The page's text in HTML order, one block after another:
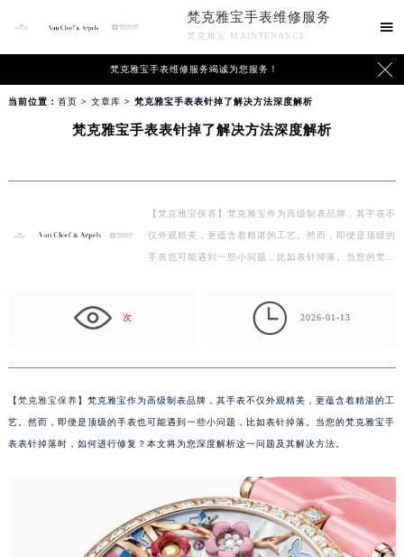
梵克雅宝手表维修服务
梵克雅宝 MAINTENANCE

梵克雅宝手表维修服务竭诚为您服务！ 
当前位置： 首页 > 文章库 > 梵克雅宝手表表针掉了解决方法深度解析
梵克雅宝手表表针掉了解决方法深度解析
【梵克雅宝保养】梵克雅宝作为高级制表品牌，其手表不
仅外观精美，更蕴含着精湛的工艺。然而，即便是顶级的
手表也可能遇到一些小问题，比如表针掉落。当您的梵
次  2026-01-13
【梵克雅宝保养】梵克雅宝作为高级制表品牌，其手表不仅外观精美，更蕴含着精湛的工
艺。然而，即便是顶级的手表也可能遇到一些小问题，比如表针掉落。当您的梵克雅宝手
表表针掉落时，如何进行修复？本文将为您深度解析这一问题及其解决方法。